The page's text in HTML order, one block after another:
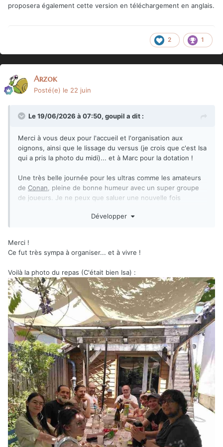
proposera également cette version en téléchargement en anglais.
2 1
Arzok
Posté(e) le 22 juin
Le 19/06/2026 à 07:50, goupil a dit :
Merci à vous deux pour l'accueil et l'organisation aux
oignons, ainsi que le lissage du versus (je crois que c'est Isa
qui a pris la photo du midi)... et à Marc pour la dotation !
Une très belle journée pour les ultras comme les amateurs
de Conan , pleine de bonne humeur avec un super groupe
de joueurs. Je ne peux que saluer une nouvelle fois
mise en place), c'est super que de tels événements
Développer
Merci !
Ce fut très sympa à organiser... et à vivre !
Voilà la photo du repas (C'était bien Isa) :